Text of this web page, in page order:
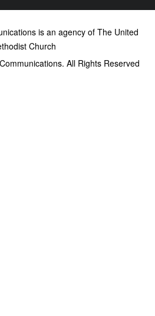
is an agency of The United
Church
All Rights Reserved